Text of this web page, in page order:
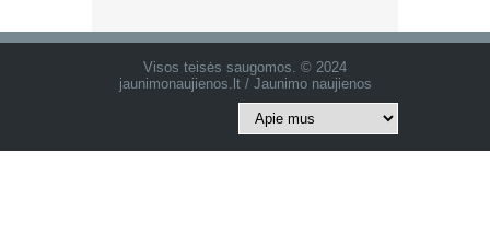
Visos teisės saugomos. © 2024
jaunimonaujienos.lt / Jaunimo naujienos